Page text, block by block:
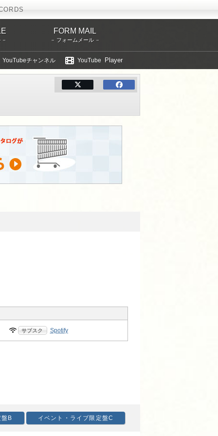
FORM MAIL
フォームメール
YouTubeチャンネル YouTube Player
Spotify
B イベント・ライブ限定盤C